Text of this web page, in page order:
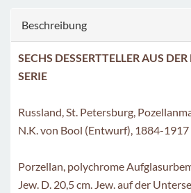
Beschreibung
SECHS DESSERTTELLER AUS
SERIE
Russland, St. Petersburg,
N.K. von Bool (Entwurf), 1884-1917
Porzellan, polychrome
Jew. D. 20,5 cm. Jew. auf der